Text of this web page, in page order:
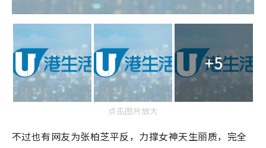
+5
点击图片放大
不过也有网友为张柏芝平反，力撑女神天生丽质，完全